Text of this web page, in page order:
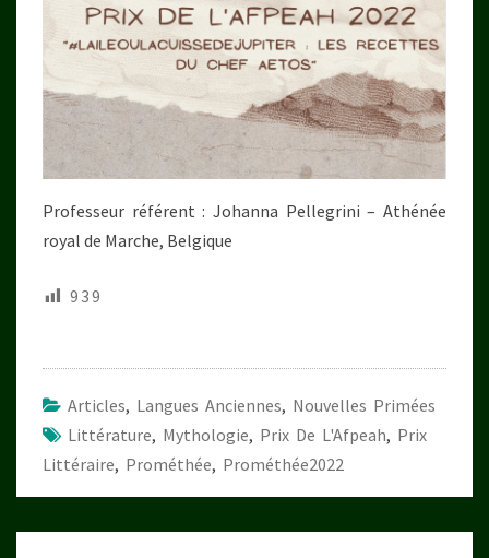
Professeur référent : Johanna Pellegrini – Athénée
royal de Marche, Belgique
939
Articles, Langues Anciennes, Nouvelles Primées
Littérature, Mythologie, Prix De L'Afpeah, Prix
Littéraire, Prométhée, Prométhée2022